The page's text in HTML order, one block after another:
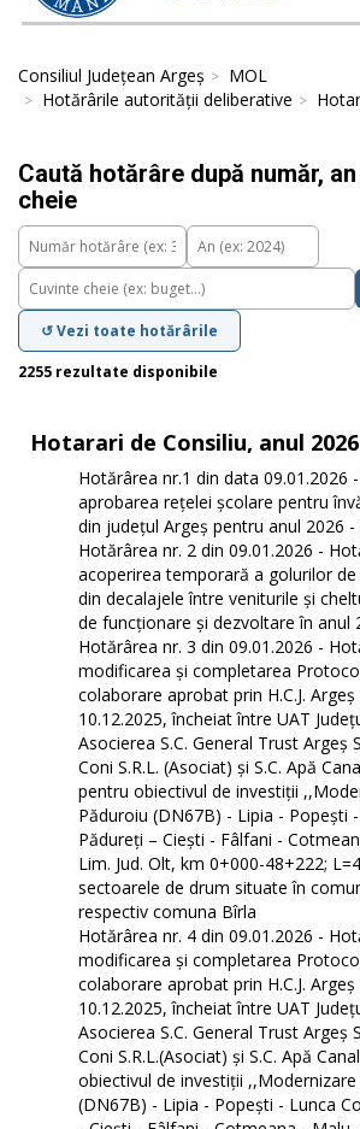
Consiliul Județean Argeș
MOL
Hotărârile autorităţii deliberative
Caută hotărâre după număr,
cheie
↺ Vezi toate hotărârile
2255 rezultate disponibile
Hotarari de Consiliu, anul 2026
Hotărârea nr.1 din data 09.01.2026
aprobarea rețelei școlare pentru
din județul Argeș pentru anul 2026 -
Hotărârea nr. 2 din 09.01.2026 -
acoperirea temporară a golurilor
din decalajele între veniturile și
de funcționare și dezvoltare în anul
Hotărârea nr. 3 din 09.01.2026 -
modificarea și completarea
colaborare aprobat prin H.C.J.
10.12.2025, încheiat între UAT
Asocierea S.C. General Trust Argeș
Coni S.R.L. (Asociat) și S.C. Apă
pentru obiectivul de investiții
Păduroiu (DN67B) - Lipia - Popești
Pădureți – Ciești - Fâlfani -
Lim. Jud. Olt, km 0+000-48+222;
sectoarele de drum situate în
respectiv comuna Bîrla
Hotărârea nr. 4 din 09.01.2026 -
modificarea și completarea
colaborare aprobat prin H.C.J.
10.12.2025, încheiat între UAT
Asocierea S.C. General Trust Argeș
Coni S.R.L.(Asociat) și S.C. Apă
obiectivul de investiții ,,Modernizare
(DN67B) - Lipia - Popești - Lunca